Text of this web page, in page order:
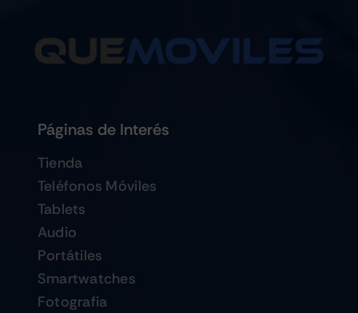
Páginas de Interés
Tienda
Teléfonos Móviles
Tablets
Audio
Portátiles
Smartwatches
Fotografia